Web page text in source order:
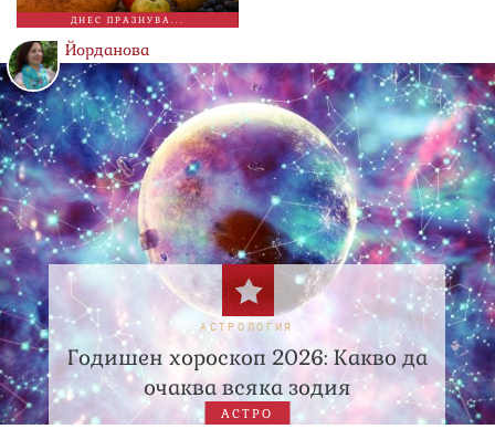
ДНЕС ПРАЗНУВА...
Йорданова
АСТРОЛОГИЯ
Годишен хороскоп 2026: Какво да
очаква всяка зодия
АСТРО